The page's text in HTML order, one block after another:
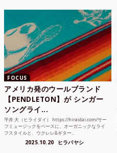
FOCUS
アメリカ発のウールブランド
【PENDLETON】が シンガー
ソングライ...
平井 大（ヒライダイ） https://hiraidai.com/サー
フミュージックをベースに、オーガニックなライ
フスタイルと、ウクレレ&ギター...
2025.10.20 ヒラバヤシ